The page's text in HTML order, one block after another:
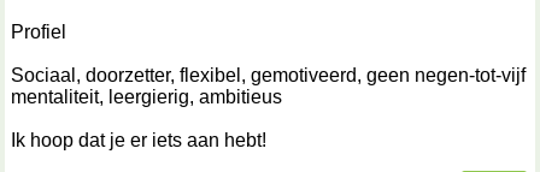
Profiel
Sociaal, doorzetter, flexibel, gemotiveerd, geen negen-tot-vijf
mentaliteit, leergierig, ambitieus
Ik hoop dat je er iets aan hebt!